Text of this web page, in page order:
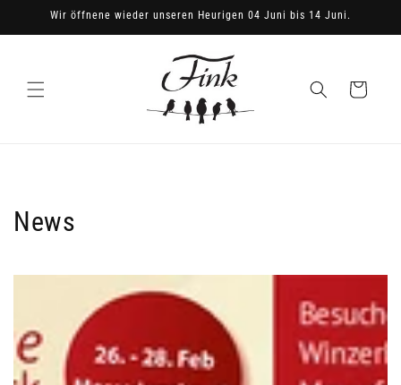
Inhalt
Wir öffnene wieder unseren Heurigen 04 Juni bis 14 Juni.
Warenkorb
News